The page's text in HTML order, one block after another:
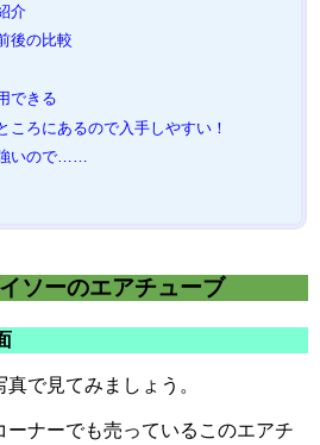
介
後の比較
できる
ころにあるので入手しやすい！
いので……
ソーのエアチューブ
で見てみましょう。
ーナーでも売っているこのエアチ